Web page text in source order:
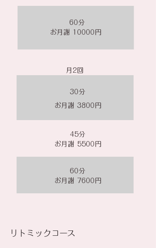
60分
お月謝 10000円
​月2回
​30分
お月謝 3800円
45分
お月謝 5500円
60分
お月謝 7600円
リトミックコース